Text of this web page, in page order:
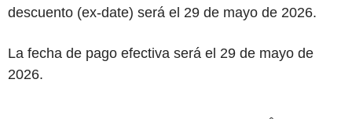
descuento (ex-date) será el 29 de mayo de 2026.
La fecha de pago efectiva será el 29 de mayo de
2026.